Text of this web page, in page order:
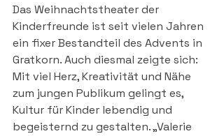
Das Weihnachtstheater der
Kinderfreunde ist seit vielen Jahren
ein fixer Bestandteil des Advents in
Gratkorn. Auch diesmal zeigte sich:
Mit viel Herz, Kreativität und Nähe
zum jungen Publikum gelingt es,
Kultur für Kinder lebendig und
begeisternd zu gestalten. „Valerie